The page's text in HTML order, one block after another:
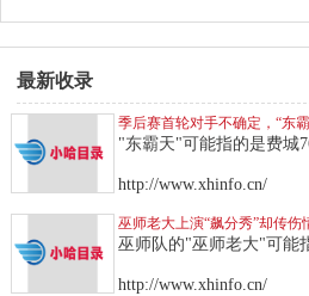
最新收录
季后赛首轮对手不确定，“东
"东霸天"可能指的是费城
http://www.xhinfo.cn/
巫师老大上演“飙分秀”却传伤
巫师队的"巫师老大"可能
http://www.xhinfo.cn/